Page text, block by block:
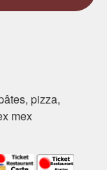
pizza,
mex